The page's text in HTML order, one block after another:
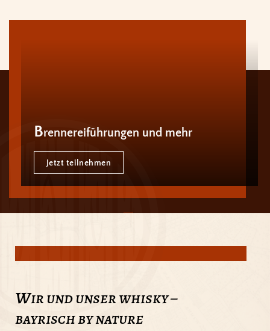
Brennereiführungen und mehr
Jetzt teilnehmen
wir und unser whisky –
bayrisch by nature